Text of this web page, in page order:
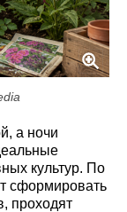
а ночи
культур. По
сформировать
проходят